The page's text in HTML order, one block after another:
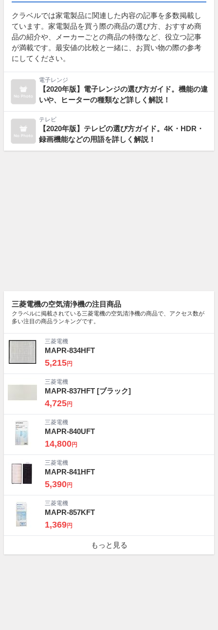
クラベルでは家電製品に関連した内容の記事を多数掲載し
ています。家電製品を買う際の商品の選び方、おすすめ商
品の紹介や、メーカーごとの商品の特徴など、役立つ記事
が満載です。最安値の比較と一緒に、お買い物の際の参考
にしてください。
電子レンジ
【2020年版】電子レンジの選び方ガイド。機能の違
いや、ヒーターの種類など詳しく解説！
テレビ
【2020年版】テレビの選び方ガイド。4K・HDR・
録画機能などの用語を詳しく解説！
三菱電機の空気清浄機の注目商品
クラベルに掲載されている三菱電機の空気清浄機の商品で、アクセス数が
多い注目の商品ランキングです。
三菱電機
MAPR-834HFT
5,215円
三菱電機
MAPR-837HFT [ブラック]
4,725円
三菱電機
MAPR-840UFT
14,800円
三菱電機
MAPR-841HFT
5,390円
三菱電機
MAPR-857KFT
1,369円
もっと見る